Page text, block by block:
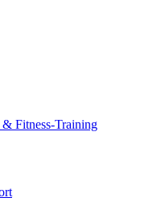
Fitness-Training